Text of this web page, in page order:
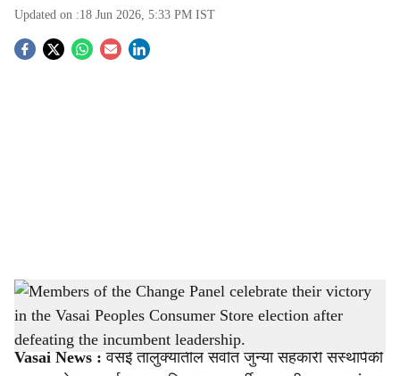
Updated on :18 Jun 2026, 5:33 PM IST
S
h
a
Members of the Change Panel celebrate their victory in the Vasai Peoples Consumer
Store election after defeating the incumbent leadership.
-sarkarnama
Vasai News : वसई तालुक्यातील सर्वात जुन्या सहकारी संस्थांपैकी